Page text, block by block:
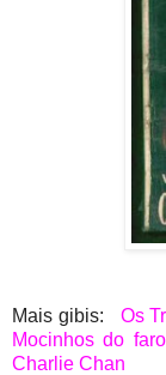
Mais gibis: Os
Mocinhos do
Charlie Chan